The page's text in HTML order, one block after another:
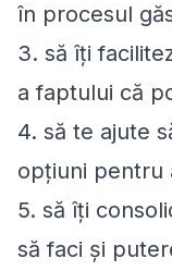
în procesul
3. să îţi
a faptului că
4. să te ajute
opţiuni pentru
5. să îţi
să faci şi